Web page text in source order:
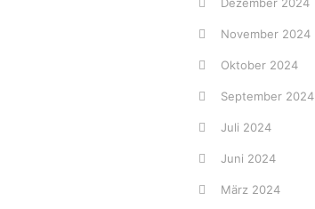
November 2024
Oktober 2024
September 2024
Juli 2024
Juni 2024
März 2024